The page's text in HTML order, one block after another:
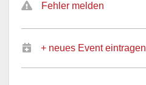
Fehler melden
+ neues Event eintragen